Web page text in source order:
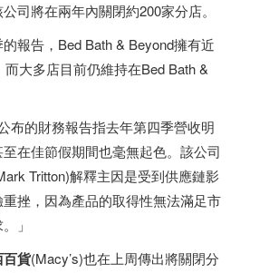
司將在兩年內關閉約200家分店。
報告，Bed Bath & Beyond擁有近
而大多店目前仍維持在Bed Bath &
布的財務報告指去年第四季營收明
在佳節假期間也毫無起色。該公司
Tritton)解釋主因是受到供應鏈影
挫，因為產品的取得性無法滿足市
」
貨(Macy’s)也在上周傳出將關閉分